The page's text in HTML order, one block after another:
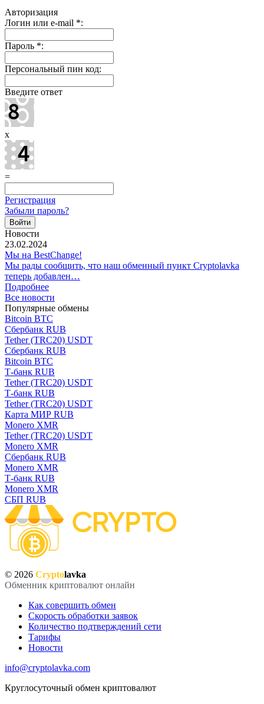
Авторизация
Логин или e-mail *:
Пароль *:
Персональный пин код:
Введите ответ
x
=
Регистрация
Забыли пароль?
Новости
23.02.2024
Мы на BestChange!
Мы рады сообщить, что наш обменный пункт Cryptolavka
теперь добавлен…
Подробнее
Все новости
Популярные обмены
Bitcoin BTC
Сбербанк RUB
Tether (TRC20) USDT
Сбербанк RUB
Bitcoin BTC
Т-банк RUB
Tether (TRC20) USDT
Т-банк RUB
Tether (TRC20) USDT
Карта МИР RUB
Monero XMR
Tether (TRC20) USDT
Monero XMR
Сбербанк RUB
Monero XMR
Т-банк RUB
Monero XMR
СБП RUB
© 2026 Cryptolavka
Обменник криптовалют онлайн
Как совершить обмен
Скорость обработки заявок
Количество подтверждений сети
Тарифы
Новости
info@cryptolavka.com
Круглосуточный обмен криптовалют